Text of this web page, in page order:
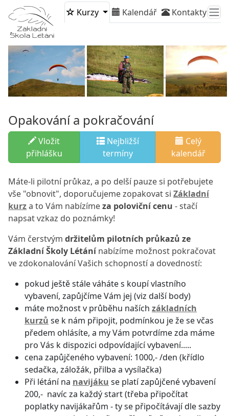
Kurzy Kalendář Kontakty
Opakování a pokračování
Vložit
přihlášku
Nejbližší
termíny
Celý
kalendář
Máte-li pilotní průkaz, a po delší pauze si potřebujete
vše "obnovit", doporučujeme zopakovat si Základní
kurza to Vám nabízímeza poloviční cenu - stačí
napsat vzkaz do poznámky!
Vám čerstvým držitelům pilotních průkazů ze
Základní Školy Létánínabízíme možnost pokračovat
ve zdokonalování Vašich schopností a dovedností:
pokud ještě stále váháte s koupí vlastního
vybavení, zapůjčíme Vám jej (viz další body)
máte možnost v průběhu naších základních
kurzů se k nám připojit, podmínkou je že se včas
předem ohlásíte, a my Vám potvrdíme zda máme
pro Vás k dispozici odpovídající vybavení.....
cena zapůjčeného vybavení: 1000,- /den (křídlo
sedačka, záložák, přilba a vysílačka)
Při létání na navijáku se platí zapůjčené vybavení
200,- navíc za každý start (třeba připočítat
poplatky navijákařům - ty se připočítávají dle sazby